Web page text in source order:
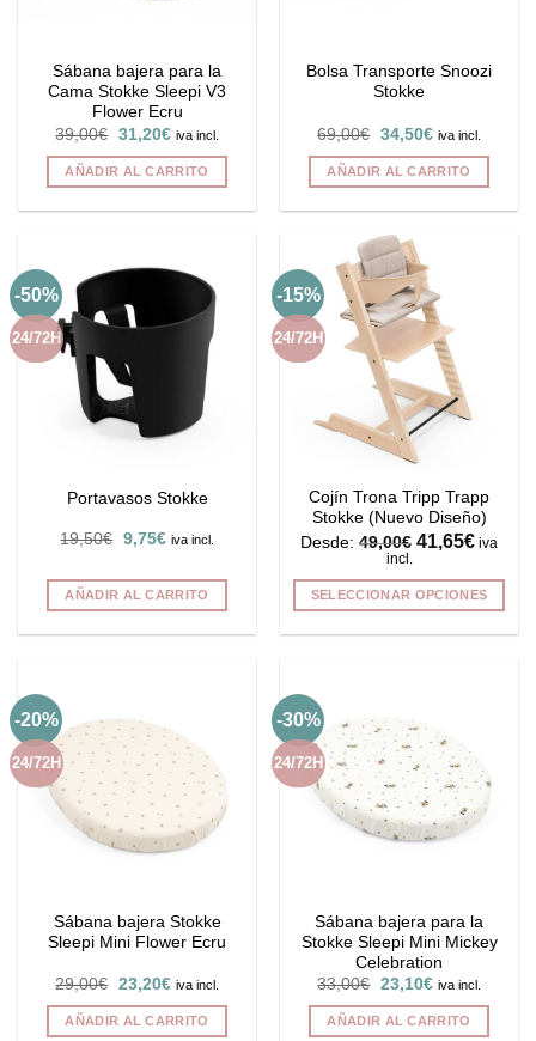
página
de
producto
Sábana bajera para la
Cama Stokke Sleepi V3
Flower Ecru
39,00€ El
precio
original
era:
31,20€El
actual
es:
iva incl.
AÑADIR AL CARRITO
Bolsa Transporte Snoozi
Stokke
69,00€ El
precio
original
era:
34,50€El
actual
es:
iva incl.
AÑADIR AL CARRITO
-50%
24/72H
Portavasos Stokke
19,50€ El
era:
19,50€.
9,75€El
es:
9,75€.
iva incl.
AÑADIR AL CARRITO
-15%
24/72H
Cojín Trona Tripp Trapp
Stokke (Nuevo Diseño)
Desde: 49,00€ 41,65€ iva
incl.
SELECCIONAR OPCIONES
variantes.
Las
opciones
se
pueden
página
de
producto
-20%
24/72H
Sábana bajera Stokke
Sleepi Mini Flower Ecru
29,00€ El
original
era:
23,20€El
actual
es:
iva incl.
AÑADIR AL CARRITO
-30%
24/72H
Sábana bajera para la
Stokke Sleepi Mini Mickey
Celebration
33,00€ El
original
era:
23,10€El
actual
es:
iva incl.
AÑADIR AL CARRITO